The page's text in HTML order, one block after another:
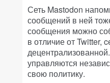
Сеть Mastodon
сообщений в ней
сообщения можно
в отличие от Twitter,
управляются
свою политику.